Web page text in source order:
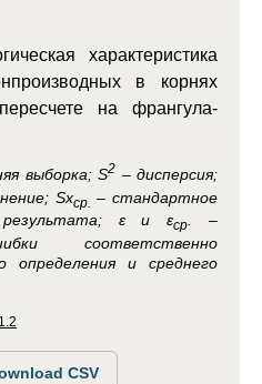
характеристика
в корнях
на франгула-
выборка; S2 – дисперсия;
Sxср.
– стандартное
результата; ε и εср. –
соответственно
определения и среднего
CSV